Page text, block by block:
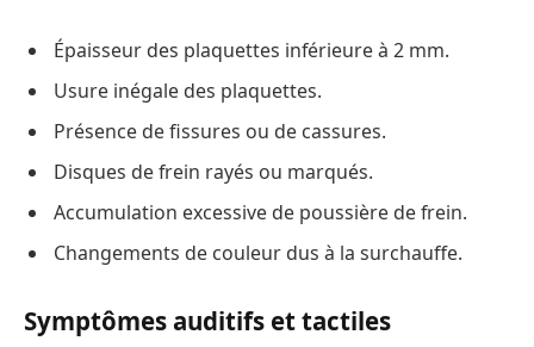
Épaisseur des plaquettes inférieure à 2 mm.
Usure inégale des plaquettes.
Présence de fissures ou de cassures.
Disques de frein rayés ou marqués.
Accumulation excessive de poussière de frein.
Changements de couleur dus à la surchauffe.
Symptômes auditifs et tactiles